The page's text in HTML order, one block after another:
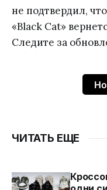
не подтвердил,
«Black Cat»
Следите за
ЧИТАТЬ ЕЩЕ